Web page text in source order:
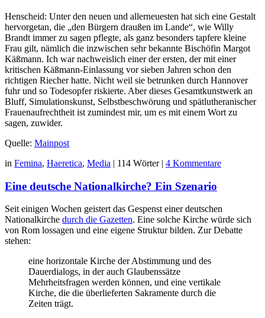
Henscheid: Unter den neuen und allerneuesten hat sich eine Gestalt
hervorgetan, die „den Bürgern draußen im Lande“, wie Willy
Brandt immer zu sagen pflegte, als ganz besonders tapfere kleine
Frau gilt, nämlich die inzwischen sehr bekannte Bischöfin Margot
Käßmann. Ich war nachweislich einer der ersten, der mit einer
kritischen Käßmann-Einlassung vor sieben Jahren schon den
richtigen Riecher hatte. Nicht weil sie betrunken durch Hannover
fuhr und so Todesopfer riskierte. Aber dieses Gesamtkunstwerk an
Bluff, Simulationskunst, Selbstbeschwörung und spätlutheranischer
Frauenaufrechtheit ist zumindest mir, um es mit einem Wort zu
sagen, zuwider.
Quelle: Mainpost
in Femina, Haeretica, Media | 114 Wörter | 4 Kommentare
Eine deutsche Nationalkirche? Ein Szenario
Seit einigen Wochen geistert das Gespenst einer deutschen
Nationalkirche durch die Gazetten. Eine solche Kirche würde sich
von Rom lossagen und eine eigene Struktur bilden. Zur Debatte
stehen:
eine horizontale Kirche der Abstimmung und des
Dauerdialogs, in der auch Glaubenssätze
Mehrheitsfragen werden können, und eine vertikale
Kirche, die die überlieferten Sakramente durch die
Zeiten trägt.